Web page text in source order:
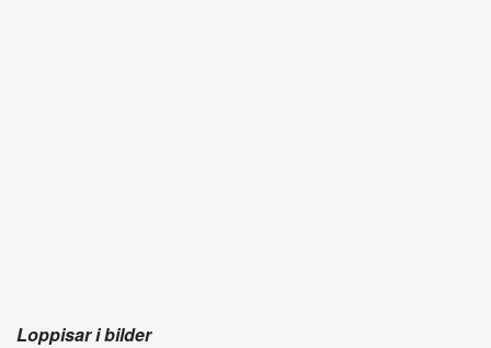
Loppisar i bilder